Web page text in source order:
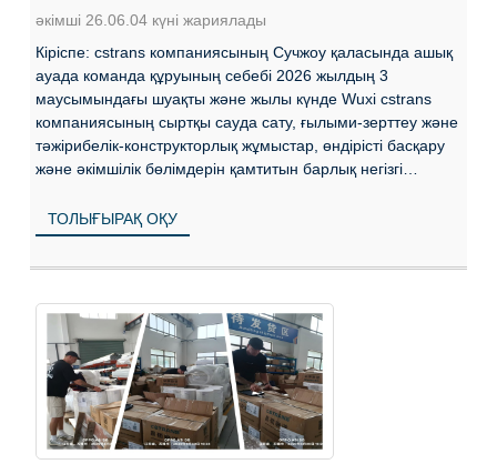
әкімші 26.06.04 күні жариялады
Кіріспе: cstrans компаниясының Сучжоу қаласында ашық
ауада команда құруының себебі 2026 жылдың 3
маусымындағы шуақты және жылы күнде Wuxi cstrans
компаниясының сыртқы сауда сату, ғылыми-зерттеу және
тәжірибелік-конструкторлық жұмыстар, өндірісті басқару
және әкімшілік бөлімдерін қамтитын барлық негізгі
ТОЛЫҒЫРАҚ ОҚУ